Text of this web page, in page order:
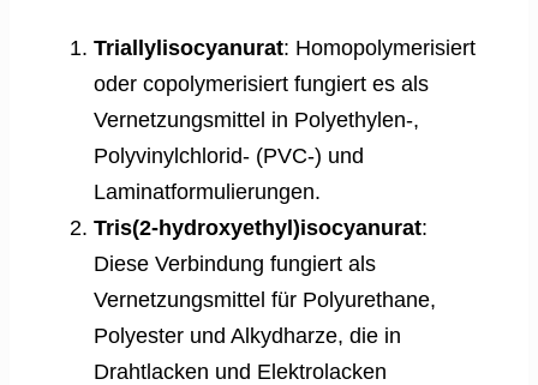
Triallylisocyanurat: Homopolymerisiert
oder copolymerisiert fungiert es als
Vernetzungsmittel in Polyethylen-,
Polyvinylchlorid- (PVC-) und
Laminatformulierungen.
Tris(2-hydroxyethyl)isocyanurat:
Diese Verbindung fungiert als
Vernetzungsmittel für Polyurethane,
Polyester und Alkydharze, die in
Drahtlacken und Elektrolacken